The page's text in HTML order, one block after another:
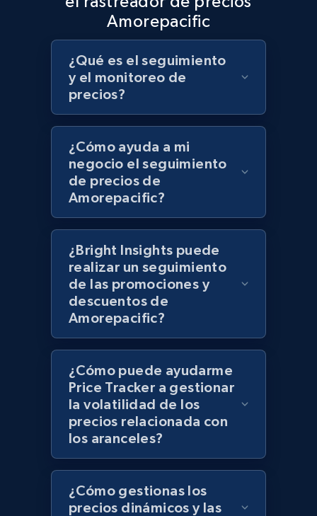
URL, Product id, Title, Product description,
Rating, Reviews count, Initial price, Discount,
and more.
1.3K+ 176+ Comenzar ahora
Zara - Products
Category id, Product id, Product name, Price,
Currency, Colour code, Colour, Description, and
1.2K+ 208+
Zara - Products - discovery by category url
Category id, Product id, Product name, Price,
Currency, Colour code, Colour, Description, and
Amorepacific
¿Qué es el seguimiento
y el monitoreo de
precios?
¿Cómo ayuda a mi
negocio el seguimiento
de precios de
Amorepacific?
¿Bright Insights puede
realizar un seguimiento
de las promociones y
descuentos de
Amorepacific?
¿Cómo puede ayudarme
Price Tracker a gestionar
la volatilidad de los
precios relacionada con
los aranceles?
¿Cómo gestionas los
precios dinámicos y las